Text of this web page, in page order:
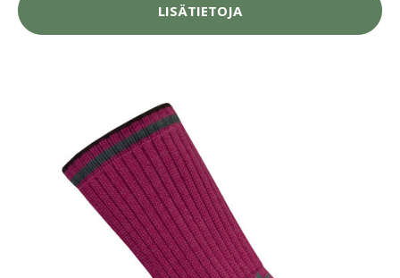
LISÄTIETOJA